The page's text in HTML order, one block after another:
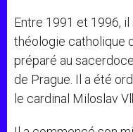
Entre 1991 et 1996,
théologie catholique
préparé au
de Prague. Il a été
le cardinal Miloslav